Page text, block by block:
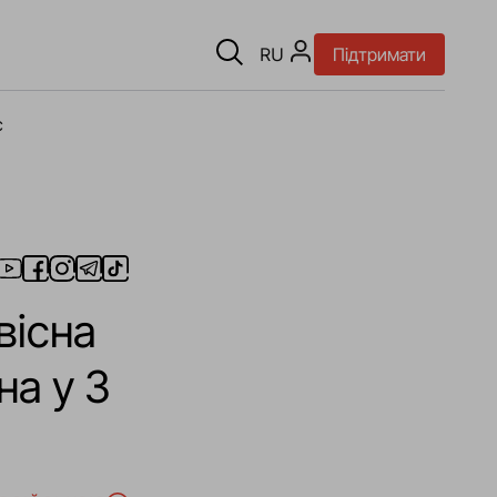
RU Підтримати
у 3